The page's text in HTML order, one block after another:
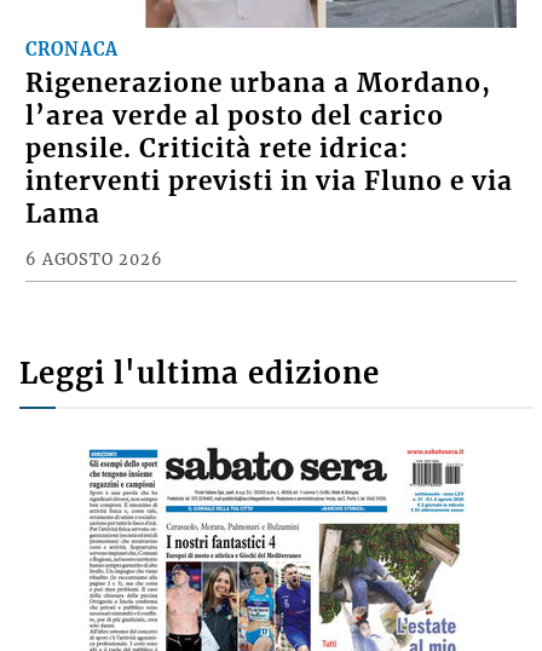
CRONACA
Rigenerazione urbana a Mordano,
l’area verde al posto del carico
pensile. Criticità rete idrica:
interventi previsti in via Fluno e via
6 AGOSTO 2026
Leggi l'ultima edizione